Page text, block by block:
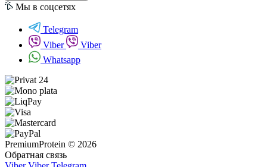
Мы в соцсетях
Telegram
Viber
Viber
Whatsapp
PremiumProtein © 2026
Обратная связь